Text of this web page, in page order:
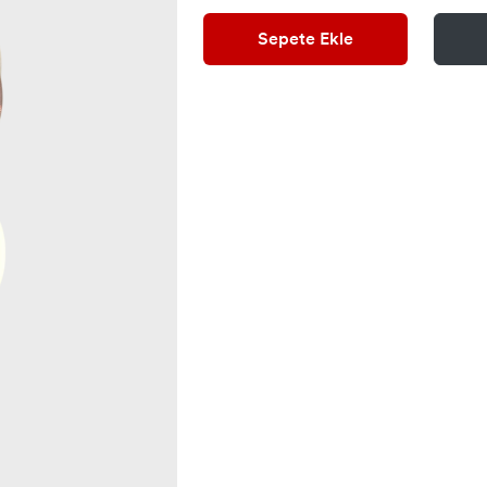
Sepete Ekle